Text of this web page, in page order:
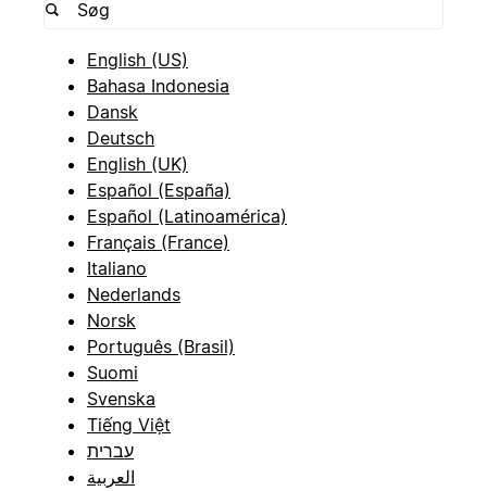
English (US)
Bahasa Indonesia
Dansk
Deutsch
English (UK)
Español (España)
Español (Latinoamérica)
Français (France)
Italiano
Nederlands
Norsk
Português (Brasil)
Suomi
Svenska
Tiếng Việt
עברית
العربية